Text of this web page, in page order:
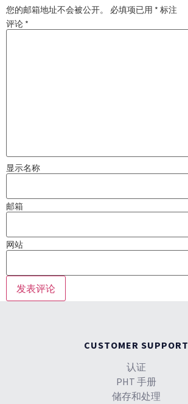
您的邮箱地址不会被公开。 必填项已用 * 标注
评论 *
显示名称
邮箱
网站
CUSTOMER SUPPORT
认证
PHT 手册
储存和处理